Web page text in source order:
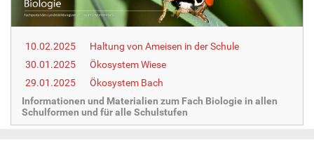
e
r
e
10.02.2025
Haltung von Ameisen in der Schule
30.01.2025
Ökosystem Wiese
29.01.2025
Ökosystem Bach
Informationen und Materialien zum Fach Biologie in allen
Schulformen und für alle Schulstufen